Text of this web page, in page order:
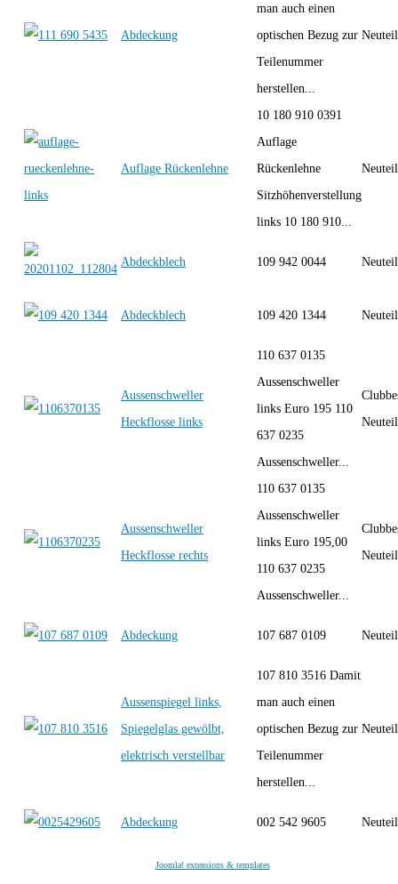
Abdeckung
man auch einen
optischen Bezug zur
Teilenummer
herstellen...
Auflage Rückenlehne
10 180 910 0391
Auflage
Rückenlehne
Sitzhöhenverstellung
links 10 180 910...
Abdeckblech 109 942 0044
Abdeckblech 109 420 1344
Aussenschweller
Heckflosse links
110 637 0135
Aussenschweller
links Euro 195 110
637 0235
Aussenschweller...
Aussenschweller
Heckflosse rechts
110 637 0135
Aussenschweller
links Euro 195,00
110 637 0235
Aussenschweller...
Abdeckung 107 687 0109
Aussenspiegel links,
Spiegelglas gewölbt,
elektrisch verstellbar
107 810 3516 Damit
man auch einen
optischen Bezug zur
Teilenummer
herstellen...
Abdeckung 002 542 9605
Joomla! extensions & templates